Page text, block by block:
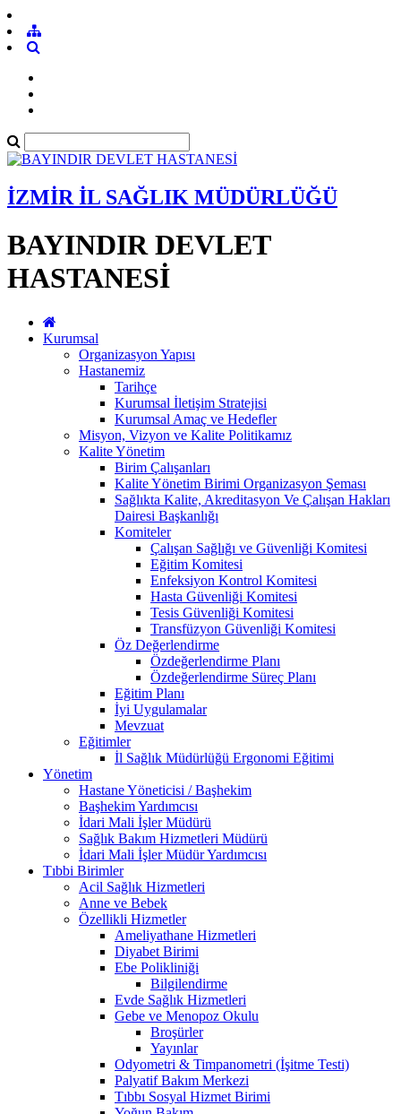
İZMİR İL SAĞLIK MÜDÜRLÜĞÜ
BAYINDIR DEVLET
HASTANESİ
Kurumsal
Organizasyon Yapısı
Hastanemiz
Tarihçe
Kurumsal İletişim Stratejisi
Kurumsal Amaç ve Hedefler
Misyon, Vizyon ve Kalite Politikamız
Kalite Yönetim
Birim Çalışanları
Kalite Yönetim Birimi Organizasyon Şeması
Sağlıkta Kalite, Akreditasyon Ve Çalışan Hakları
Dairesi Başkanlığı
Komiteler
Çalışan Sağlığı ve Güvenliği Komitesi
Eğitim Komitesi
Enfeksiyon Kontrol Komitesi
Hasta Güvenliği Komitesi
Tesis Güvenliği Komitesi
Transfüzyon Güvenliği Komitesi
Öz Değerlendirme
Özdeğerlendirme Planı
Özdeğerlendirme Süreç Planı
Eğitim Planı
İyi Uygulamalar
Mevzuat
Eğitimler
İl Sağlık Müdürlüğü Ergonomi Eğitimi
Yönetim
Hastane Yöneticisi / Başhekim
Başhekim Yardımcısı
İdari Mali İşler Müdürü
Sağlık Bakım Hizmetleri Müdürü
İdari Mali İşler Müdür Yardımcısı
Tıbbi Birimler
Acil Sağlık Hizmetleri
Anne ve Bebek
Özellikli Hizmetler
Ameliyathane Hizmetleri
Diyabet Birimi
Ebe Polikliniği
Bilgilendirme
Evde Sağlık Hizmetleri
Gebe ve Menopoz Okulu
Broşürler
Yayınlar
Odyometri & Timpanometri (İşitme Testi)
Palyatif Bakım Merkezi
Tıbbı Sosyal Hizmet Birimi